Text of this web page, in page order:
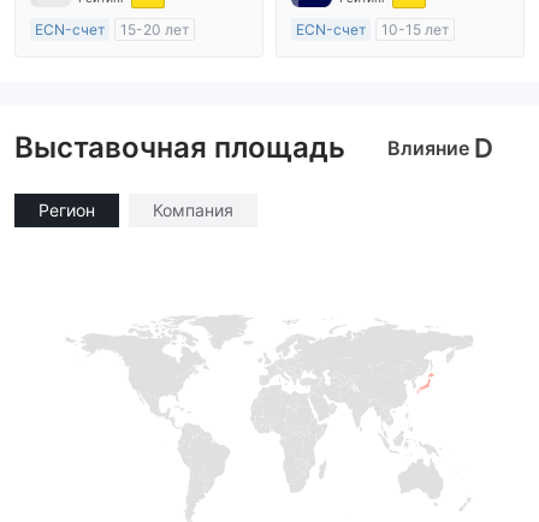
ECN-счет
15-20 лет
ECN-счет
10-15 лет
Выставочная площадь Влияние D
Регион Компания